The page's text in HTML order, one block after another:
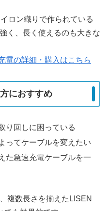
ロン織りで作られている
く、長く使えるのも大きな
電の詳細・購入はこちら
におすすめ
り回しに困っている
ってケーブルを変えたい
た急速充電ケーブルを一
複数長さを揃えたLISEN